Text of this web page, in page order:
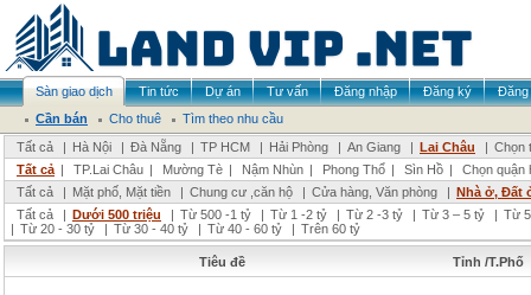
Sàn giao dịch Tin tức Dự án Tư vấn Đăng nhập Đăng ký
Đăng
Cần bán
Cho thuê
Tìm theo nhu cầu
Tất cả
| Hà Nội | Đà Nẵng | TP HCM | Hải Phòng | An Giang | Lai Châu | Chọn
Tất cả | TP.Lai Châu | Mường Tè | Nậm Nhùn | Phong Thổ | Sìn Hồ |
Chọn quận
Tất cả
| Mặt phố, Mặt tiền | Chung cư ,căn hộ | Cửa hàng, Văn phòng | Nhà ở, Đất
Tất cả
| Dưới 500 triệu | Từ 500 -1 tỷ | Từ 1 -2 tỷ | Từ 2 -3 tỷ | Từ 3 – 5 tỷ | Từ
| Từ 20 - 30 tỷ | Từ 30 - 40 tỷ | Từ 40 - 60 tỷ | Trên 60 tỷ
Tiêu đề Tỉnh /T.Phố